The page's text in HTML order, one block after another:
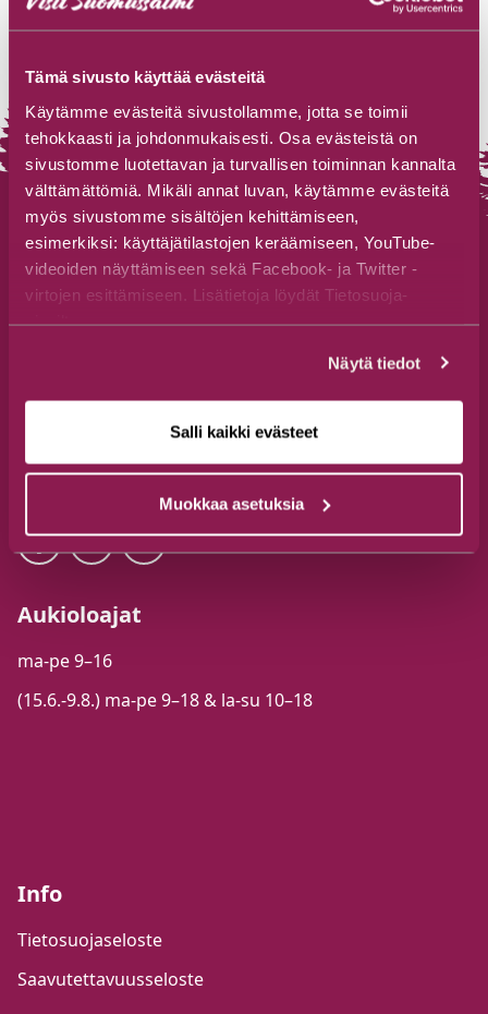
Tämä sivusto käyttää evästeitä
Käytämme evästeitä sivustollamme, jotta se toimii
tehokkaasti ja johdonmukaisesti. Osa evästeistä on
sivustomme luotettavan ja turvallisen toiminnan kannalta
välttämättömiä. Mikäli annat luvan, käytämme evästeitä
myös sivustomme sisältöjen kehittämiseen,
esimerkiksi: käyttäjätilastojen keräämiseen, YouTube-
videoiden näyttämiseen sekä Facebook- ja Twitter -
virtojen esittämiseen. Lisätietoja löydät Tietosuoja-
sivuiltamme.
Näytä tiedot
Salli kaikki evästeet
Muokkaa asetuksia
Suomussalmen Matkailutoimisto
visit(at)suomussalmi.fi
Aukioloajat
ma-pe 9–16
(15.6.-9.8.) ma-pe 9–18 & la-su 10–18
Info
Tietosuojaseloste
Saavutettavuusseloste